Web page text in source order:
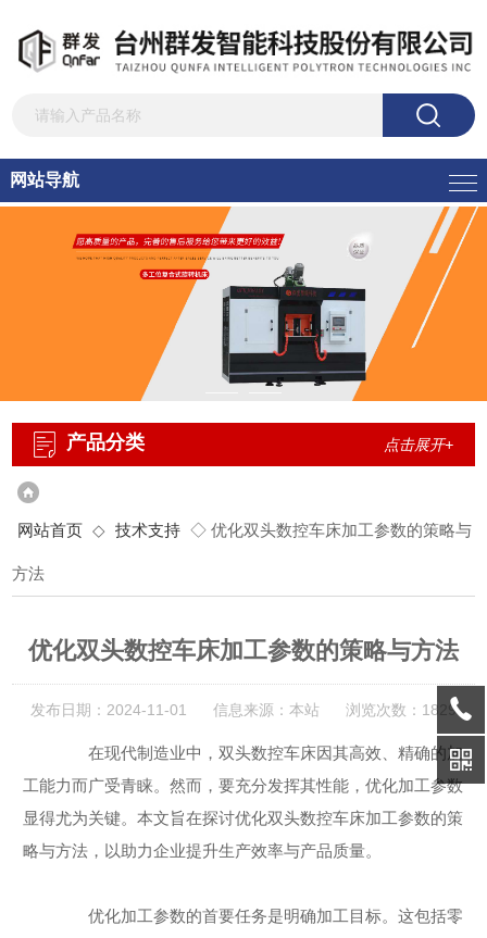
网站导航
产品分类 点击展开+
网站首页 ◇ 技术支持 ◇ 优化双头数控车床加工参数的策略与
方法
优化双头数控车床加工参数的策略与方法
发布日期：2024-11-01 信息来源：本站 浏览次数：1829
在现代制造业中，双头数控车床因其高效、精确的加
工能力而广受青睐。然而，要充分发挥其性能，优化加工参数
显得尤为关键。本文旨在探讨优化双头数控车床加工参数的策
略与方法，以助力企业提升生产效率与产品质量。
优化加工参数的首要任务是明确加工目标。这包括零